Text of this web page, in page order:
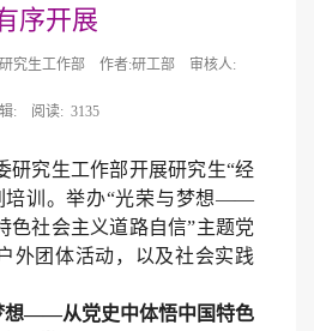
序开展
究生工作部 作者:研工部 审核人:
: 阅读: 3135
研究生工作部开展研究生“经
培训。举办“光荣与梦想——
色社会主义道路自信”主题党
外团体活动，以及社会实践
想——从党史中体悟中国特色